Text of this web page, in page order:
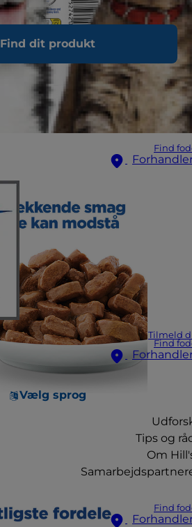
Find dit produkt
Find
Tilmeld
Find
Vælg sprog
Tips og
Om
Find